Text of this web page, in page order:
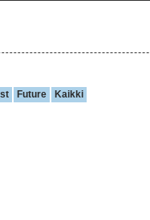
Future Kaikki